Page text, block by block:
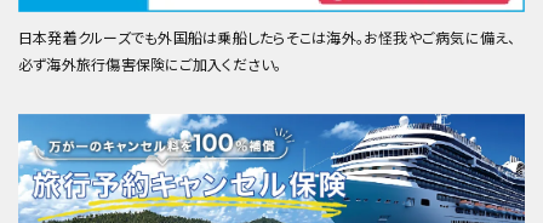
日本発着クルーズでも外国船は乗船したらそこは海外。お怪我やご病気に備え、
必ず海外旅行傷害保険にご加入ください。